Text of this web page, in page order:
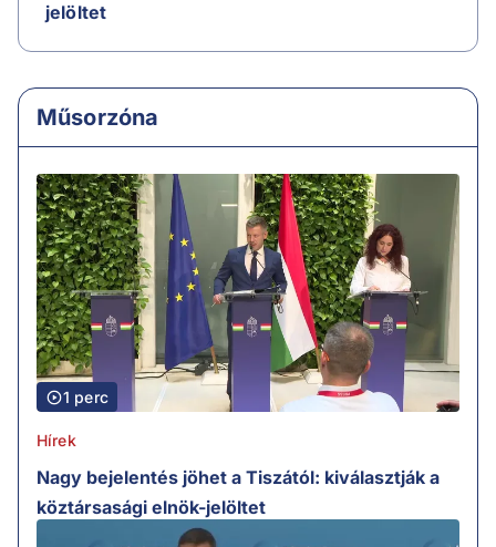
jelöltet
Műsorzóna
1 perc
Hírek
Nagy bejelentés jöhet a Tiszától: kiválasztják a
köztársasági elnök-jelöltet